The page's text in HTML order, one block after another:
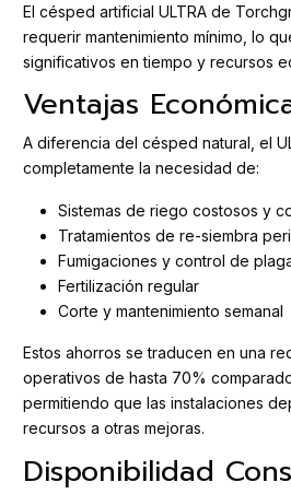
El césped artificial ULTRA de
requerir mantenimiento mínimo, lo
significativos en tiempo y recursos
Ventajas
A diferencia del césped natural, el
completamente la necesidad de:
Sistemas de riego costosos y
Tratamientos de re-siembra
Fumigaciones y control de
Fertilización regular
Corte y mantenimiento semanal
Estos ahorros se traducen en una
operativos de hasta 70%
permitiendo que las instalaciones
recursos a otras mejoras.
Disponibilidad